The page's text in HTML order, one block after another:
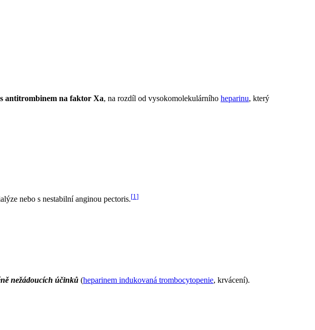
antitrombinem na faktor Xa, na rozdíl od vysokomolekulárního heparinu, který
nebo s nestabilní anginou pectoris.[1 ]
nežádoucích účinků (heparinem indukovaná trombocytopenie, krvácení).